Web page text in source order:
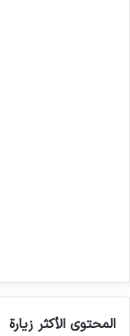
المحتوى الأكثر زيارة